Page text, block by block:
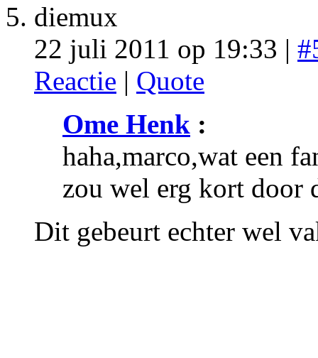
diemux
22 juli 2011 op 19:33 |
Reactie | Quote
Ome Henk :
haha,marco,wat een
zou wel erg kort door
Dit gebeurt echter wel